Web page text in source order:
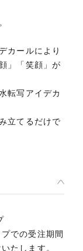
カールにより
」「笑顔」が
転写アイデカ
立てるだけで
での受注期間
たします。